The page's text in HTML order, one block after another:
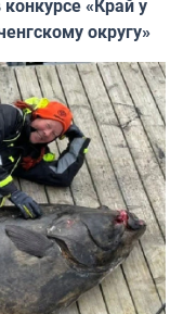
«Край у
округу»